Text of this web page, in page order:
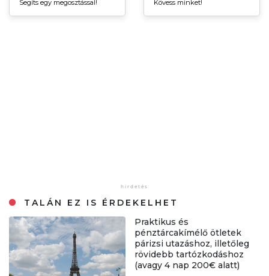
Segíts egy megosztással! Kövess minket!
TALÁN EZ IS ÉRDEKELHET
Praktikus és
pénztárcakímélő ötletek
párizsi utazáshoz, illetőleg
rövidebb tartózkodáshoz
(avagy 4 nap 200€ alatt)